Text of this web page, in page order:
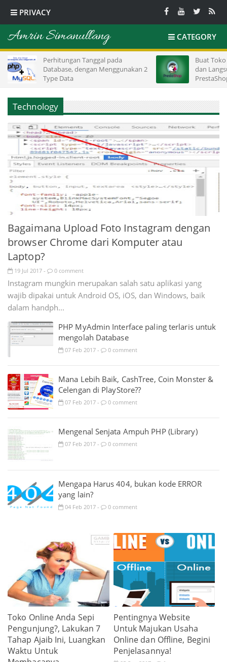
PRIVACY
Amrin Simanullang CATEGORY
Perhitungan Tanggal pada
Database, dengan Menggunakan 2
Type Data
Buat Toko
dan Langsung
PrestaShop di
Technology
Bagaimana Upload Foto Instagram dengan
browser Chrome dari Komputer atau
Laptop?
19 Jul 2017 - 0 comment
Instagram mungkin merupakan salah satu aplikasi yang
wajib dipakai untuk Android OS, iOS, dan Windows, baik
dalam handph...
PHP MyAdmin Interface paling terlaris untuk
mengolah Database
07 Feb 2017 - 0 comment
Mana Lebih Baik, CashTree, Coin Monster &
Celengan di PlayStore??
07 Feb 2017 - 0 comment
Mengenal Senjata Ampuh PHP (Library)
07 Feb 2017 - 0 comment
Mengapa Harus 404, bukan kode ERROR
yang lain?
04 Feb 2017 - 0 comment
Toko Online Anda Sepi
Pengunjung?, Lakukan 7
Tahap Ajaib Ini, Luangkan
Waktu Untuk
Pentingnya Website
Untuk Majukan Usaha
Online dan Offline, Begini
Penjelasannya!